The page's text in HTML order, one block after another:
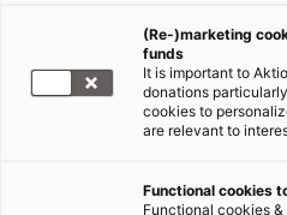
Podcast who cares
(Re-)marketing
funds
It is important to
donations
cookies to
are relevant to
Functional cookies
Functional cookies